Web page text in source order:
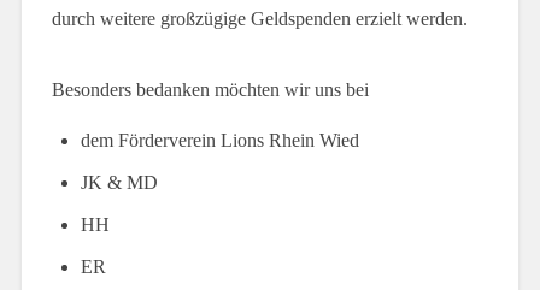
durch weitere großzügige Geldspenden erzielt werden.
Besonders bedanken möchten wir uns bei
dem Förderverein Lions Rhein Wied
JK & MD
HH
ER